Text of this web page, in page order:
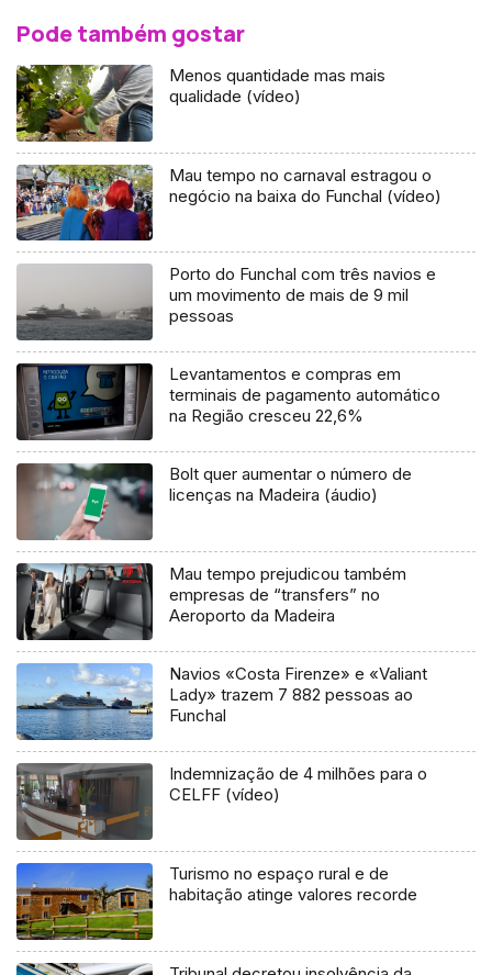
Pode também gostar
Menos quantidade mas mais
qualidade (vídeo)
Mau tempo no carnaval estragou o
negócio na baixa do Funchal (vídeo)
Porto do Funchal com três navios e
um movimento de mais de 9 mil
pessoas
Levantamentos e compras em
terminais de pagamento automático
na Região cresceu 22,6%
Bolt quer aumentar o número de
licenças na Madeira (áudio)
Mau tempo prejudicou também
empresas de “transfers” no
Aeroporto da Madeira
Navios «Costa Firenze» e «Valiant
Lady» trazem 7 882 pessoas ao
Funchal
Indemnização de 4 milhões para o
CELFF (vídeo)
Turismo no espaço rural e de
habitação atinge valores recorde